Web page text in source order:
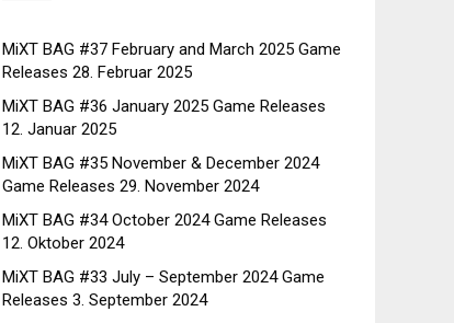
MiXT BAG #37 February and March 2025 Game
Releases 28. Februar 2025
MiXT BAG #36 January 2025 Game Releases
12. Januar 2025
MiXT BAG #35 November & December 2024
Game Releases 29. November 2024
MiXT BAG #34 October 2024 Game Releases
12. Oktober 2024
MiXT BAG #33 July – September 2024 Game
Releases 3. September 2024